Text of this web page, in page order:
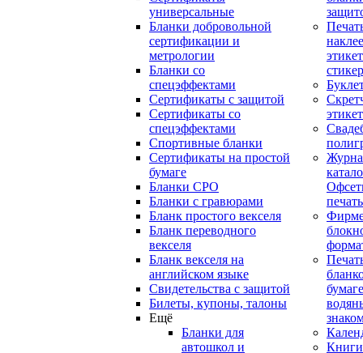
универсальные
Бланки добровольной
сертификации и
метрологии
Бланки со
спецэффектами
Сертификаты с защитой
Сертификаты со
спецэффектами
Спортивные бланки
Cертификаты на простой
бумаге
Бланки СРО
Бланки с гравюрами
Бланк простого векселя
Бланк переводного
векселя
Бланк векселя на
английском языке
Свидетельства с защитой
Билеты, купоны, талоны
Ещё
Бланки для
автошкол и
печать
Книги